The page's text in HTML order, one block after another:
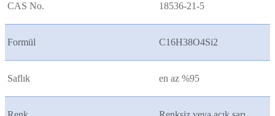
CAS No. 18536-21-5
Formül C16H38O4Si2
Saflık en az %95